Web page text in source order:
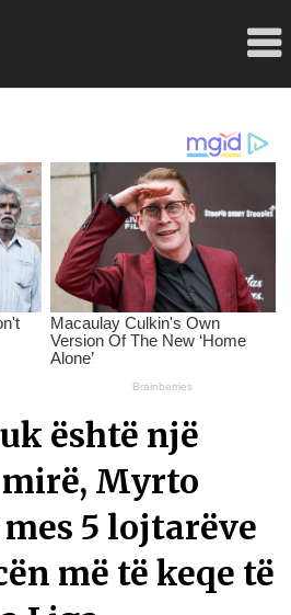
është një
Myrto
5 lojtarëve
më të keqe të